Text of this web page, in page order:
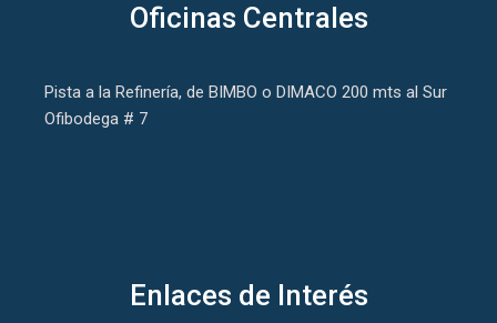
Oficinas Centrales
Pista a la Refinería, de BIMBO o DIMACO 200 mts al Sur
Ofibodega # 7
Enlaces de Interés